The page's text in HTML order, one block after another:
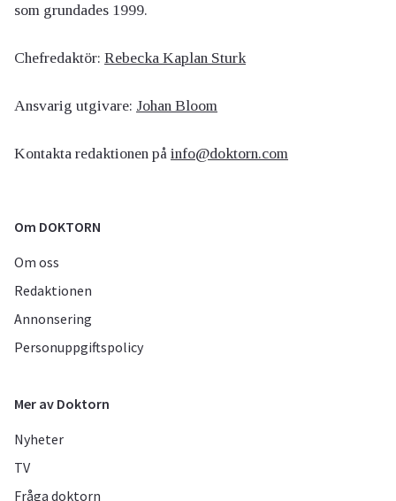
som grundades 1999.
Chefredaktör: Rebecka Kaplan Sturk
Ansvarig utgivare: Johan Bloom
Kontakta redaktionen på info@doktorn.com
Om DOKTORN
Om oss
Redaktionen
Annonsering
Personuppgiftspolicy
Mer av Doktorn
Nyheter
TV
Fråga doktorn